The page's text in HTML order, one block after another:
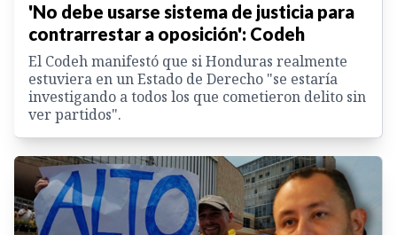
'No debe usarse sistema de justicia para
contrarrestar a oposición': Codeh
El Codeh manifestó que si Honduras realmente
estuviera en un Estado de Derecho "se estaría
investigando a todos los que cometieron delito sin
ver partidos".